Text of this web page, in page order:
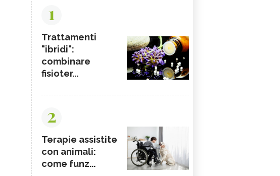
1
Trattamenti
"ibridi":
combinare
fisioter...
2
Terapie assistite
con animali:
come funz...